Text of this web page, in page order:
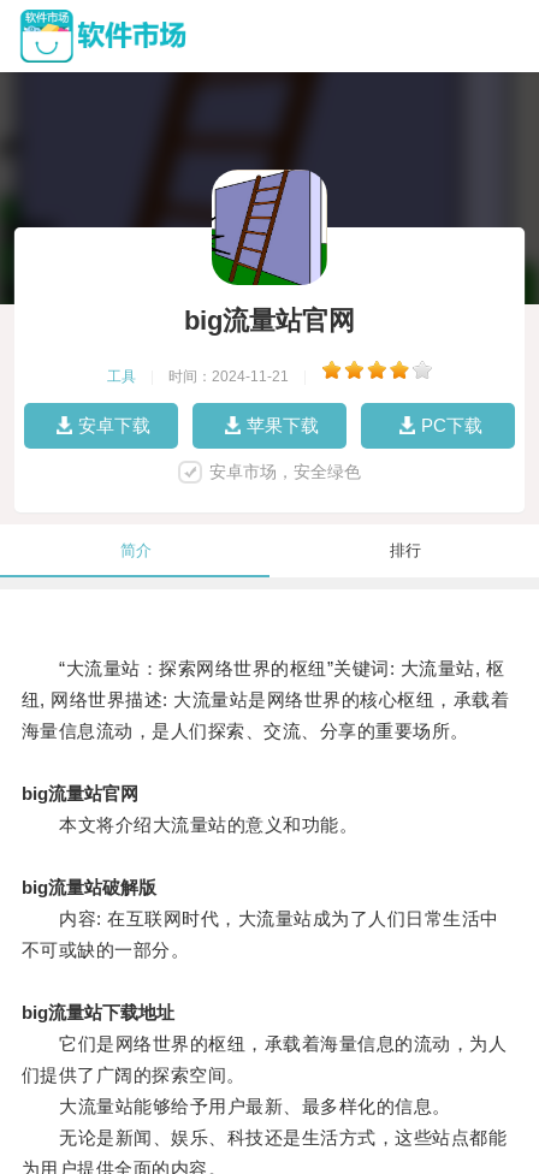
big流量站官网
工具 时间：2024-11-21
安卓下载 苹果下载 PC下载
安卓市场，安全绿色
简介 排行
“大流量站：探索网络世界的枢纽”关键词: 大流量站, 枢
纽, 网络世界描述: 大流量站是网络世界的核心枢纽，承载着
海量信息流动，是人们探索、交流、分享的重要场所。
big流量站官网
本文将介绍大流量站的意义和功能。
big流量站破解版
内容: 在互联网时代，大流量站成为了人们日常生活中
不可或缺的一部分。
big流量站下载地址
它们是网络世界的枢纽，承载着海量信息的流动，为人
们提供了广阔的探索空间。
大流量站能够给予用户最新、最多样化的信息。
无论是新闻、娱乐、科技还是生活方式，这些站点都能
为用户提供全面的内容。